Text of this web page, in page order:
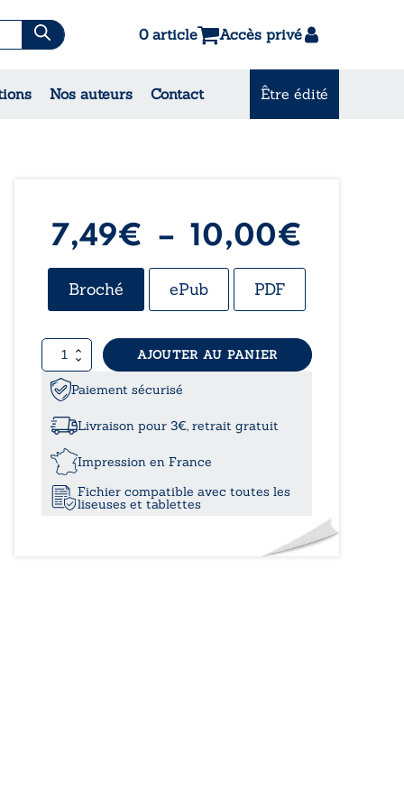
0 article Accès privé
Nos auteurs Contact Être édité
& Contes
7,49€ – 10,00€
de
7,49€
Broché ePub PDF
quantité
de
Les
errances
de
AJOUTER AU PANIER
Paiement sécurisé
Livraison pour 3€, retrait gratuit
Impression en France
Fichier compatible avec toutes les
liseuses et tablettes